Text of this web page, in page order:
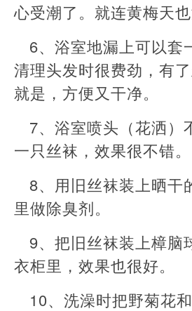
心受潮了。就连黄梅天也
6、浴室地漏上可以套
清理头发时很费劲，有
就是，方便又干净。
7、浴室喷头（花洒）
一只丝袜，效果很不错。
8、用旧丝袜装上晒干
里做除臭剂。
9、把旧丝袜装上樟脑
衣柜里，效果也很好。
10、洗澡时把野菊花